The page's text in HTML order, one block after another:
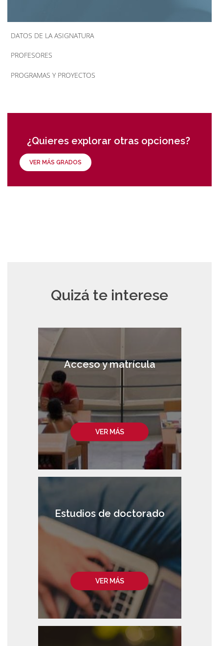
DATOS DE LA ASIGNATURA
PROFESORES
PROGRAMAS Y PROYECTOS
¿Quieres explorar otras opciones?
VER MÁS GRADOS
Quizá te interese
VER MÁS
Acceso y matrícula
VER MÁS
Estudios de doctorado